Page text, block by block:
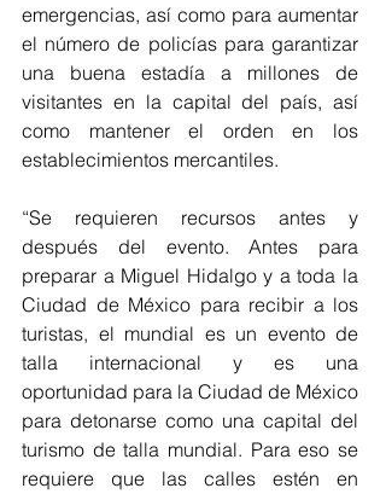
emergencias, así como para aumentar
el número de policías para garantizar
una buena estadía a millones de
visitantes en la capital del país, así
como mantener el orden en los
establecimientos mercantiles.
“Se requieren recursos antes y
después del evento. Antes para
preparar a Miguel Hidalgo y a toda la
Ciudad de México para recibir a los
turistas, el mundial es un evento de
talla internacional y es una
oportunidad para la Ciudad de México
para detonarse como una capital del
turismo de talla mundial. Para eso se
requiere que las calles estén en